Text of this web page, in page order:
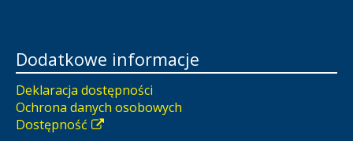
Dodatkowe informacje
Deklaracja dostępności
Ochrona danych osobowych
Dostępność